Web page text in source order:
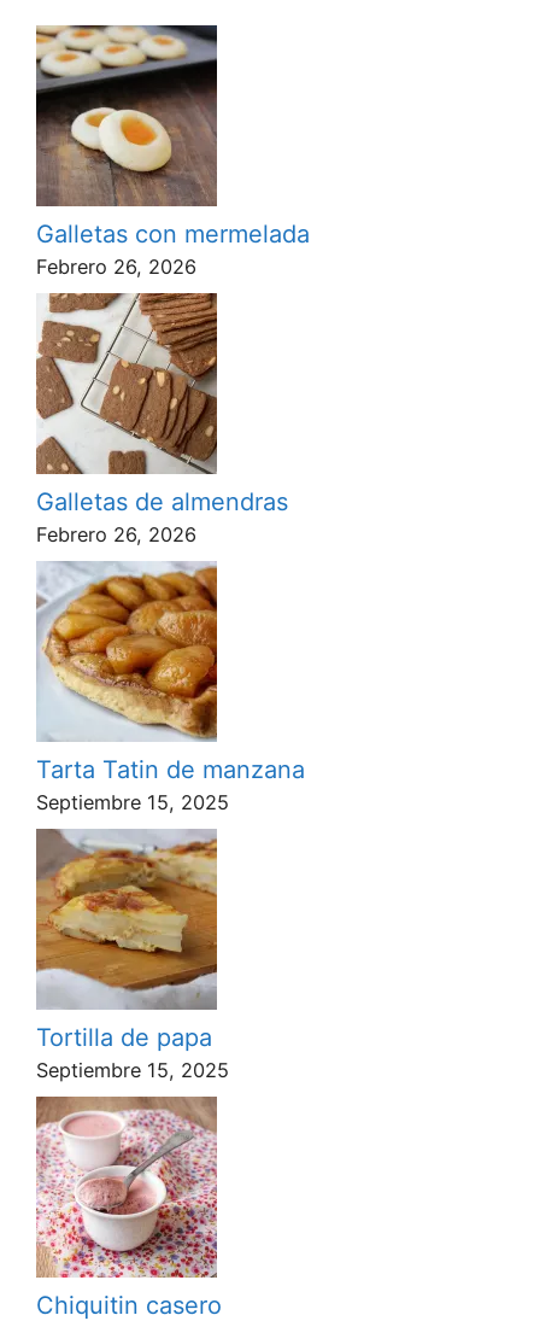
Galletas con mermelada
Febrero 26, 2026
Galletas de almendras
Febrero 26, 2026
Tarta Tatin de manzana
Septiembre 15, 2025
Tortilla de papa
Septiembre 15, 2025
Chiquitin casero